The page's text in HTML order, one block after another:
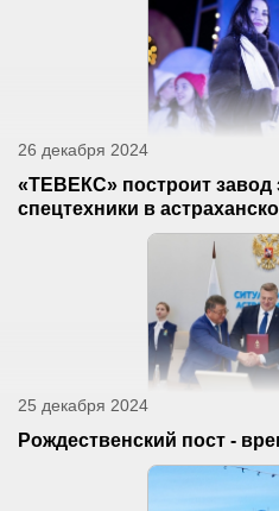
26 декабря 2024
«ТЕВЕКС» построит завод
спецтехники в
25 декабря 2024
Рождественский пост -